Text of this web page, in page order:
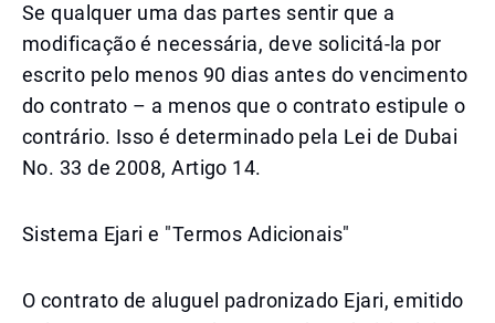
Se qualquer uma das partes sentir que a
modificação é necessária, deve solicitá-la por
escrito pelo menos 90 dias antes do vencimento
do contrato – a menos que o contrato estipule o
contrário. Isso é determinado pela Lei de Dubai
No. 33 de 2008, Artigo 14.
Sistema Ejari e "Termos Adicionais"
O contrato de aluguel padronizado Ejari, emitido